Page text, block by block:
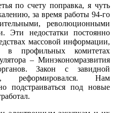
по счету поправка, я чуть
за время работы 94-го
революционными
Эти недостатки постоянно
массовой информации,
в профильных комитетах
– Минэкономразвития
Закон с завидной
реформировался. Нам
подстраиваться под новые